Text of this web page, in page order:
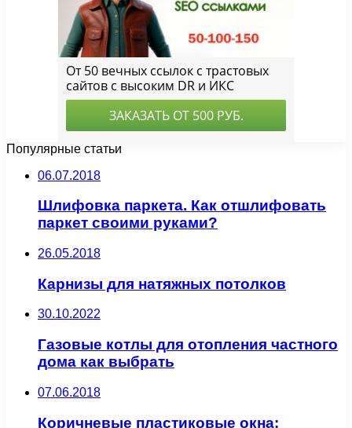
Популярные статьи
06.07.2018
Шлифовка паркета. Как отшлифовать
паркет своими руками?
26.05.2018
Карнизы для натяжных потолков
30.10.2022
Газовые котлы для отопления частного
дома как выбрать
07.06.2018
Коричневые пластиковые окна: